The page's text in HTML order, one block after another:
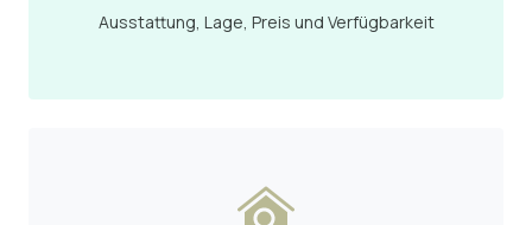
Ausstattung, Lage, Preis und Verfügbarkeit